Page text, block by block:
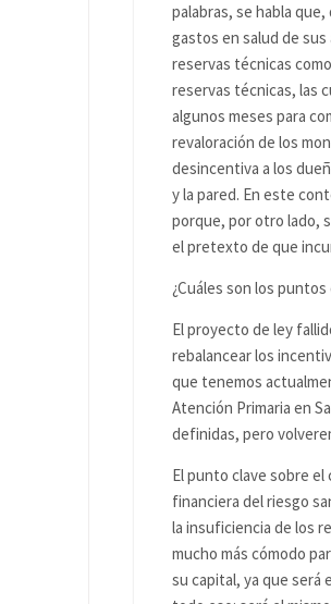
palabras, se habla
gastos en salud de
reservas técnicas
reservas técnicas, las
algunos meses para
revaloración de los
desincentiva a los
y la pared. En este
porque, por otro lado,
el pretexto de que
¿Cuáles son los
El proyecto de ley
rebalancear los
que tenemos
Atención Primaria en
definidas, pero
El punto clave sobre el
financiera del riesgo
la insuficiencia de los
mucho más cómodo
su capital, ya que será